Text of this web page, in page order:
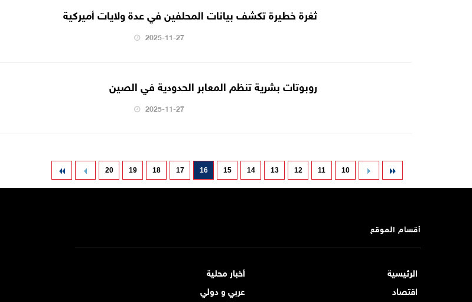
ثغرة خطيرة تكشف بيانات المحلفين في عدة ولايات أميركية
2025-11-27
روبوتات بشرية تنظم المعابر الحدودية في الصين
2025-11-27
10
11
12
13
14
15
16
17
18
19
20
أقسام الموقع
الرئيسية
أخبار محلية
اقتصاد
عربي و دولي